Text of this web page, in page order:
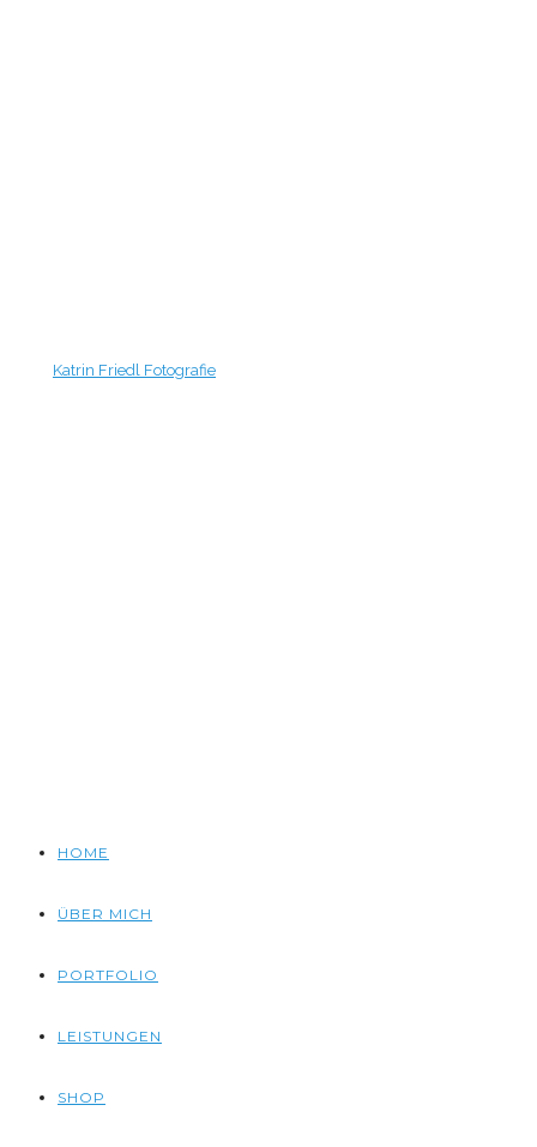
HOME
ÜBER MICH
PORTFOLIO
LEISTUNGEN
SHOP